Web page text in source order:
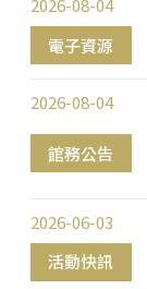
電子資源
2026-08-04
館務公告
2026-08-04
活動快訊
2026-06-03